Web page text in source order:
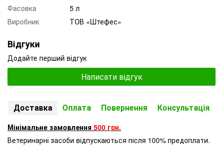
Фасовка
5 л
Виробник
ТОВ «Штефес»
Відгуки
Додайте перший відгук
Написати відгук
Доставка Оплата Повернення Консультація
Мінімальне замовлення 500 грн.
Ветеринарні засоби відпускаються після 100% предоплати.